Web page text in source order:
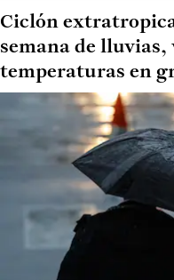
Ciclón
semana de lluvias,
temperaturas en